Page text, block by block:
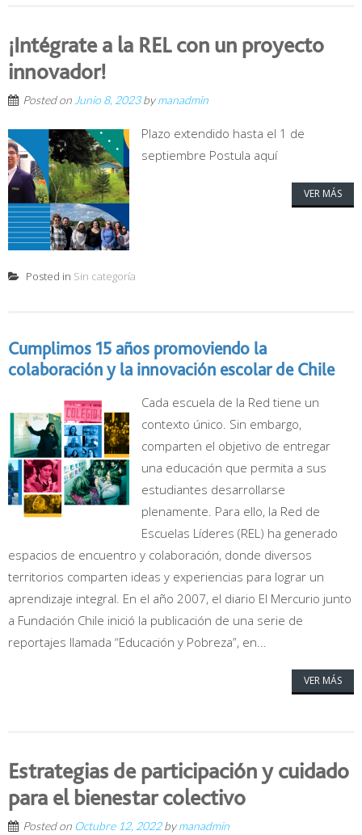
¡Intégrate a la REL con un proyecto
innovador!
Posted on Junio 8, 2023bymanadmin
Plazo extendido hasta el 1 de
septiembre Postula aquí
VER MÁS
Posted in Sin categoría
Cumplimos 15 años promoviendo la
colaboración y la innovación escolar de Chile
Cada escuela de la Red tiene un
contexto único. Sin embargo,
comparten el objetivo de entregar
una educación que permita a sus
estudiantes desarrollarse
plenamente. Para ello, la Red de
Escuelas Líderes (REL) ha generado
espacios de encuentro y colaboración, donde diversos
territorios comparten ideas y experiencias para lograr un
aprendizaje integral. En el año 2007, el diario El Mercurio junto
a Fundación Chile inició la publicación de una serie de
reportajes llamada “Educación y Pobreza”, en...
VER MÁS
Estrategias de participación y cuidado
para el bienestar colectivo
Posted on Octubre 12, 2022bymanadmin